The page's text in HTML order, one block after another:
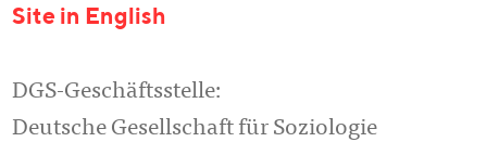
Site in English
DGS-Geschäftsstelle:
Deutsche Gesellschaft für Soziologie